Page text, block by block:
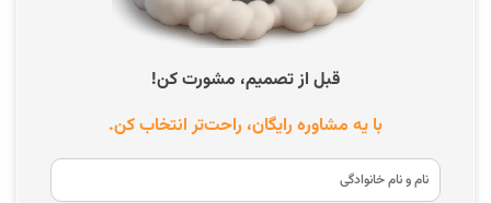
قبل از تصمیم، مشورت کن!
با یه مشاوره رایگان، راحت‌تر انتخاب کن.